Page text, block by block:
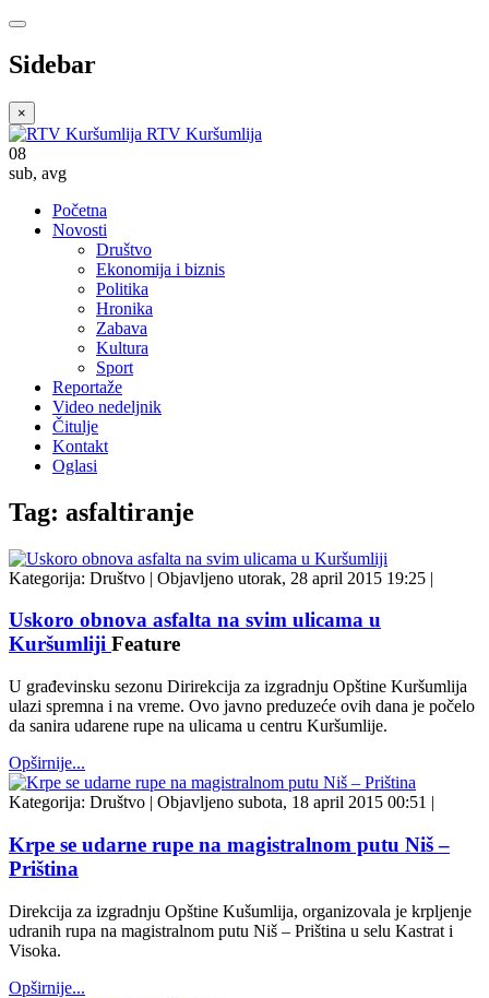
Sidebar
×
RTV Kuršumlija
08
sub, avg
Početna
Novosti
Društvo
Ekonomija i biznis
Politika
Hronika
Zabava
Kultura
Sport
Reportaže
Video nedeljnik
Čitulje
Kontakt
Oglasi
Tag: asfaltiranje
Kategorija: Društvo | Objavljeno utorak, 28 april 2015 19:25 |
Uskoro obnova asfalta na svim ulicama u
Kuršumliji Feature
U građevinsku sezonu Dirirekcija za izgradnju Opštine Kuršumlija
ulazi spremna i na vreme. Ovo javno preduzeće ovih dana je počelo
da sanira udarene rupe na ulicama u centru Kuršumlije.
Opširnije...
Kategorija: Društvo | Objavljeno subota, 18 april 2015 00:51 |
Krpe se udarne rupe na magistralnom putu Niš –
Priština
Direkcija za izgradnju Opštine Kušumlija, organizovala je krpljenje
udranih rupa na magistralnom putu Niš – Priština u selu Kastrat i
Visoka.
Opširnije...